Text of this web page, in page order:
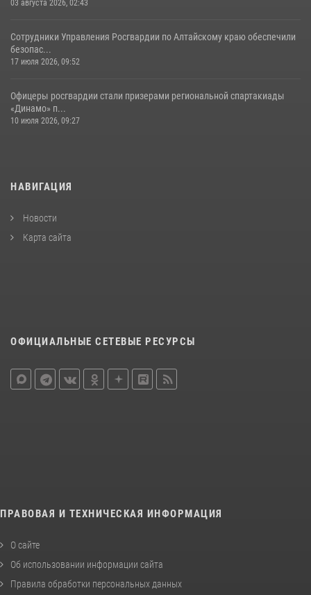
03 августа 2026, 02:43
Сотрудники Управления Росгвардии по Алтайскому краю обеспечили
безопас...
17 июля 2026, 09:52
Офицеры росгвардии стали призерами региональной спартакиады
«Динамо» п...
10 июля 2026, 09:27
НАВИГАЦИЯ
Новости
Карта сайта
ОФИЦИАЛЬНЫЕ СЕТЕВЫЕ РЕСУРСЫ
ПРАВОВАЯ И ТЕХНИЧЕСКАЯ ИНФОРМАЦИЯ
О сайте
Об использовании информации сайта
Правила обработки персональных данных